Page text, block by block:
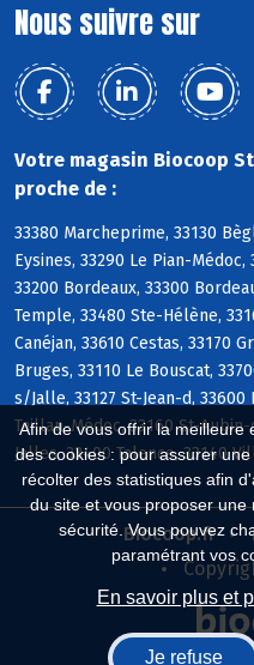
Afin de vous offrir la meilleure
des cookies : pour assurer
récolter des statistiques afin
du site et vous proposer
sécurité. Vous pouvez
paramétrant vos
En savoir plus et
Je refuse
Nous suivre sur
Votre magasin Biocoop
proche de :
33380 Marcheprime, 33130
Eysines, 33290 Le Pian-
33200 Bordeaux, 33300
Temple, 33480 Ste-Hélène,
Canéjan, 33610 Cestas, 33170
Bruges, 33110 Le Bouscat,
s/Jalle, 33127 St-Jean-d, 33600
Taillan-Médoc, 33160 St-
Jalles, 33400 Talence, 33140
Biocoop.fr